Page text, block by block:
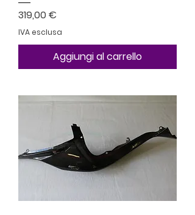
Prezzo
319,00 €
IVA esclusa
Aggiungi al carrello